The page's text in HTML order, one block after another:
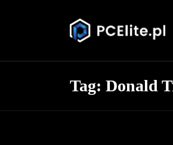
Tag: Donald